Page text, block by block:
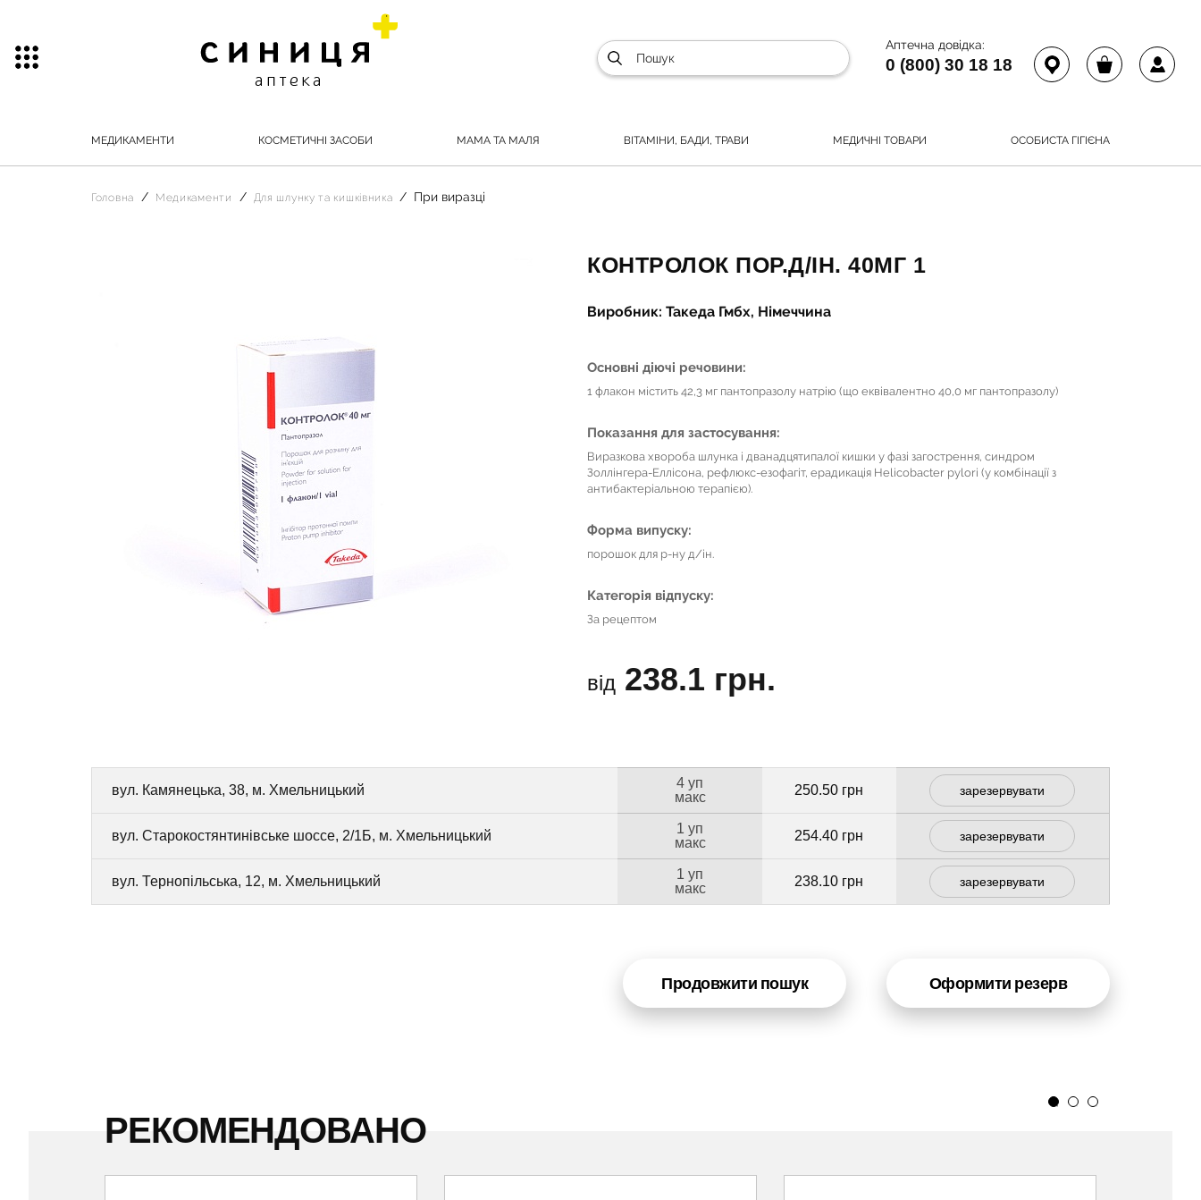
Аптечна довідка:
0 (800) 30 18 18
МЕДИКАМЕНТИ КОСМЕТИЧНІ ЗАСОБИ МАМА ТА МАЛЯ ВІТАМІНИ, БАДИ, ТРАВИ МЕДИЧНІ ТОВАРИ ОСОБИСТА ГІГІЄНА
Головна Медикаменти Для шлунку та кишківника При виразці
КОНТРОЛОК ПОР.Д/ІН. 40МГ 1
Виробник: Такеда Гмбх, Німеччина
Основні діючі речовини:
1 флакон містить 42,3 мг пантопразолу натрію (що еквівалентно 40,0 мг пантопразолу)
Показання для застосування:
Виразкова хвороба шлунка і дванадцятипалої кишки у фазі загострення, синдром
Золлінгера-Еллісона, рефлюкс-езофагіт, ерадикація Helicobacter pylori (у комбінації з
антибактеріальною терапією).
Форма випуску:
порошок для р-ну д/ін.
Категорія відпуску:
За рецептом
від 238.1 грн.
вул. Камянецька, 38, м. Хмельницький
4 уп
макс
250.50 грн зарезервувати
вул. Старокостянтинівське шоссе, 2/1Б, м. Хмельницький
1 уп
макс
254.40 грн зарезервувати
вул. Тернопільська, 12, м. Хмельницький
1 уп
макс
238.10 грн зарезервувати
Продовжити пошук Оформити резерв
РЕКОМЕНДОВАНО